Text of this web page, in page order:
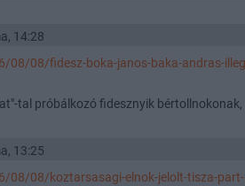
14:28
08/fidesz-boka-janos-baka-andras-
tal próbálkozó fidesznyik
13:25
08/08/koztarsasagi-elnok-jelolt-tisza-